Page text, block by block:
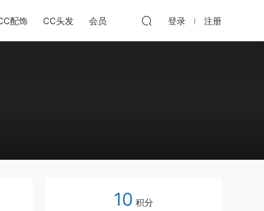
配饰 CC头发 会员 登录 注册
10 积分